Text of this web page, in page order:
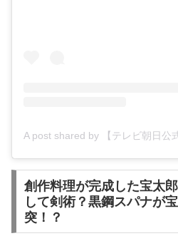
創作料理が完成した宝太
して剣術？黒鋼スパナが
突！？